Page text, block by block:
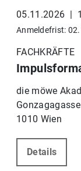
05.11.2026 |
Anmeldefrist:
FACHKRÄFTE
die möwe
1010 Wien
Details